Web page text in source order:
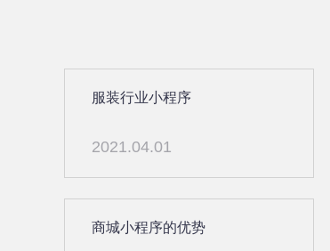
服装行业小程序
2021.04.01
商城小程序的优势